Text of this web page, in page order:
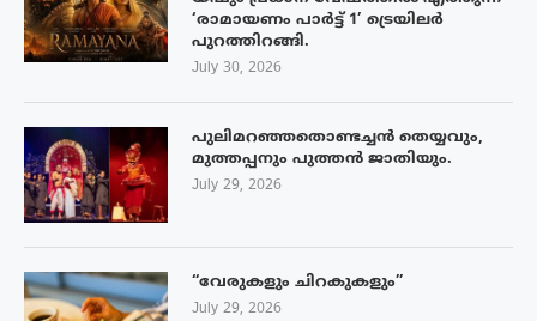
‘രാമായണം പാർട്ട് 1’ ട്രെയിലർ
പുറത്തിറങ്ങി.
July 30, 2026
പുലിമറഞ്ഞതൊണ്ടച്ചൻ തെയ്യവും,
മുത്തപ്പനും പുത്തൻ ജാതിയും.
July 29, 2026
“വേരുകളും ചിറകുകളും”
July 29, 2026